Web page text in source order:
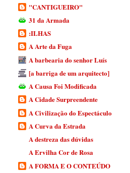
"CANTIGUEIRO"
31 da Armada
:ILHAS
A Arte da Fuga
A barbearia do senhor Luís
[a barriga de um arquitecto]
A Causa Foi Modificada
A Cidade Surpreendente
A Civilização do Espectáculo
A Curva da Estrada
A destreza das dúvidas
A Ervilha Cor de Rosa
A FORMA E O CONTEÚDO